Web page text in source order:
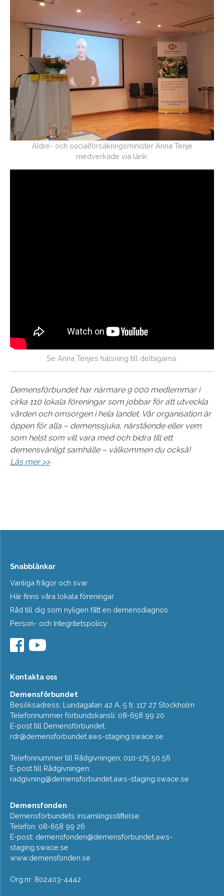
Äldre- och socialförsäkringsminister Anna Tenje
medverkade via länk.
Se Anna Tenjes hälsning till deltagarna.
Demensförbundet har närmare 9 000 medlemmar i
cirka 110 lokala föreningar som jobbar för att utveckla
vården och omsorgen i hela landet. Vår organisation är
öppen för alla – demenssjuka, närstående eller vem
som helst som vill vara med och bidra till ett
demensvänligt samhälle – välkommen du också!
Läs mer >>
Snabblänkar
Vanliga frågor och svar
Här finns våra lokala föreningar
Råd till dig som nyligen fått en demensdiagnos
Person- och Integritetspolicy
Kontakta oss
Demensförbundet
Besöksadress: Lundagatan 42 A, 5 tr, 117 27 Stockholm
Telefonnummer förbundskansli: 08-658 99 20
E-post till Demensförbundet:
rdr@demensforbundet.aws-staging.swace.se
Telefonnummer till Rådgivningen: 010-175 50 56
E-post till Rådgivningen:
radgivning@demensforbundet.aws-staging.swace.se
Demensfonden
Demensförbundets insamlingsstiftelse
Telefon: 08-658 99 26
E-post: demensfonden@demensforbundet.aws-
staging.swace.se
www.demensfonden.se
Org.nr: 802403-4442